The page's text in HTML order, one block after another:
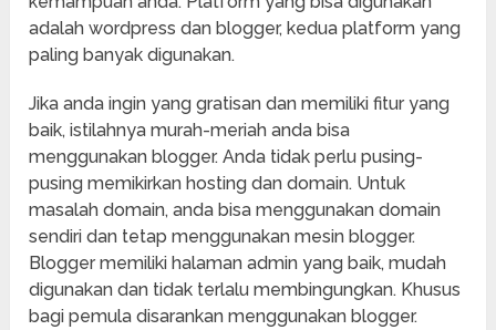
adalah wordpress dan blogger, kedua platform yang
paling banyak digunakan.
Jika anda ingin yang gratisan dan memiliki fitur yang
baik, istilahnya murah-meriah anda bisa
menggunakan blogger. Anda tidak perlu pusing-
pusing memikirkan hosting dan domain. Untuk
masalah domain, anda bisa menggunakan domain
sendiri dan tetap menggunakan mesin blogger.
Blogger memiliki halaman admin yang baik, mudah
digunakan dan tidak terlalu membingungkan. Khusus
bagi pemula disarankan menggunakan blogger.